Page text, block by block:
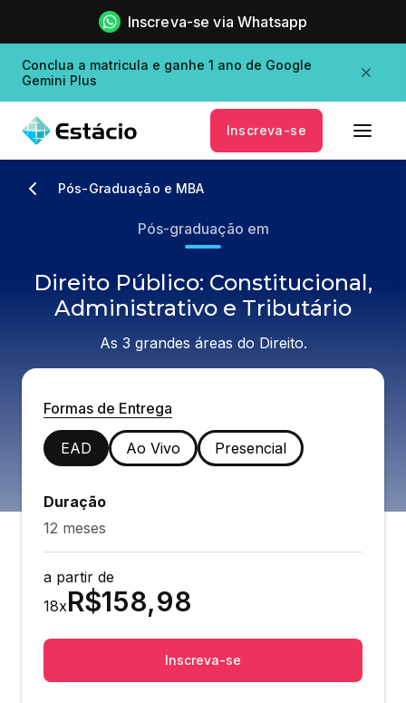
Inscreva-se via Whatsapp
Conclua a matricula e ganhe 1 ano de Google
Gemini Plus
Inscreva-se
Pós-Graduação e MBA
Pós-graduação em
Direito Público: Constitucional,
Administrativo e Tributário
As 3 grandes áreas do Direito.
Formas de Entrega
EAD Ao Vivo Presencial
Duração
12 meses
a partir de
18xR$158,98
Inscreva-se